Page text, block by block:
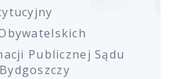
Publicznej Sądu